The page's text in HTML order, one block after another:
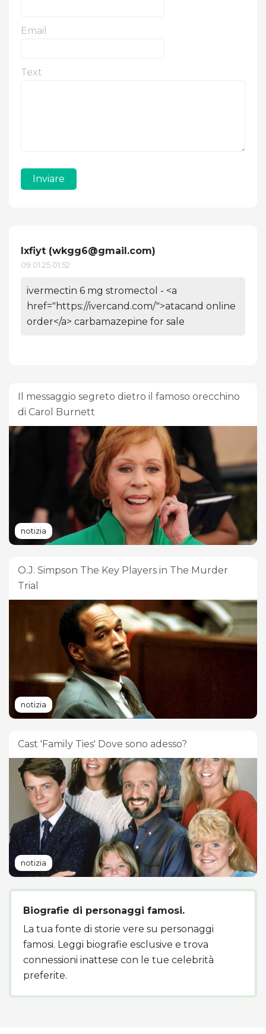
Email
Text
Inviare
Ixfiyt (wkgg6@gmail.com)
09.01.25 01:52
ivermectin 6 mg stromectol - <a
href="https://ivercand.com/">atacand online
order</a> carbamazepine for sale
Il messaggio segreto dietro il famoso orecchino
di Carol Burnett
notizia
O.J. Simpson The Key Players in The Murder
Trial
notizia
Cast 'Family Ties' Dove sono adesso?
notizia
Biografie di personaggi famosi.
La tua fonte di storie vere su personaggi
famosi. Leggi biografie esclusive e trova
connessioni inattese con le tue celebrità
preferite.